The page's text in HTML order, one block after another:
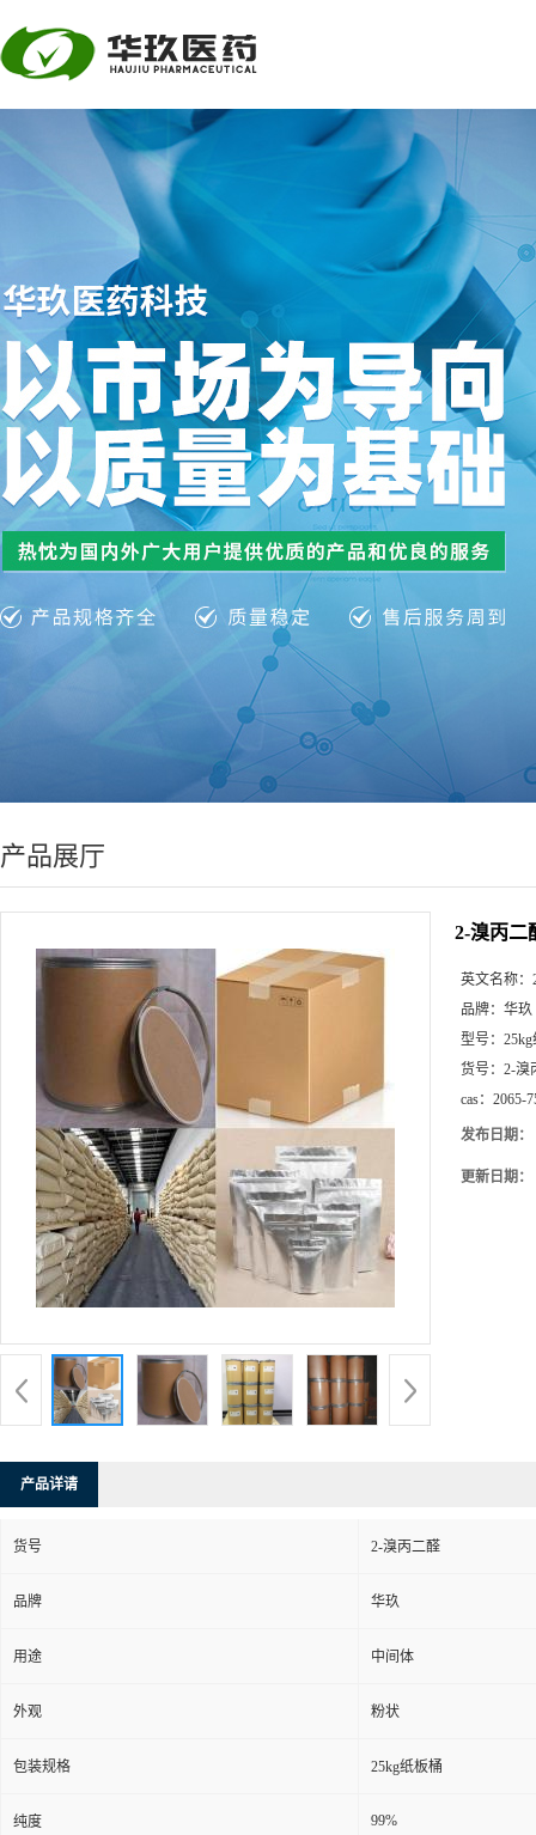
产品展厅
2-溴丙二
英文名称：
品牌： 华玖
型号：
货号： 2-溴
cas： 2065-
发布日期：
更新日期：
产品详请
货号 2-溴丙二醛
品牌 华玖
用途 中间体
外观 粉状
包装规格 25kg纸板桶
纯度 99%